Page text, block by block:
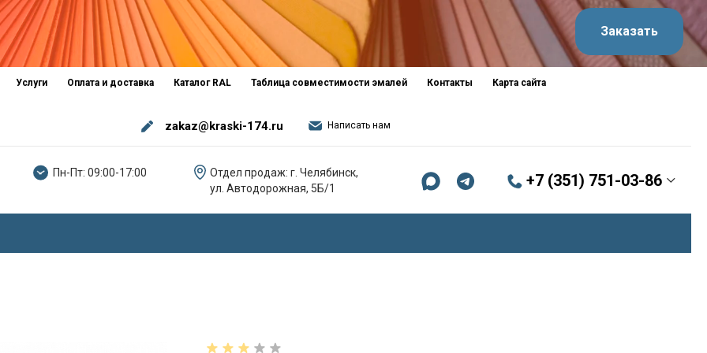
Заказать
Услуги Оплата и доставка Каталог RAL Таблица совместимости эмалей Контакты Карта сайта
zakaz@kraski-174.ru Написать нам
Пн-Пт: 09:00-17:00
Отдел продаж: г. Челябинск,
ул. Автодорожная, 5Б/1
+7 (351) 751-03-86